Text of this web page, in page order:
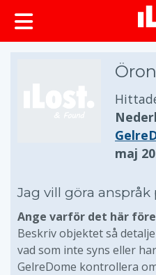
maj
Jag vill göra
Ange varför det här
Beskriv objektet så
vad som inte syns eller
GelreDome kontrollera